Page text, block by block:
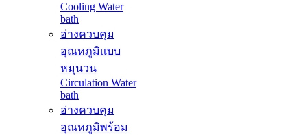
Cooling Water
bath
อ่างควบคุม
อุณหภูมิแบบ
หมุนวน
Circulation Water
bath
อ่างควบคุม
อุณหภูมิพร้อม